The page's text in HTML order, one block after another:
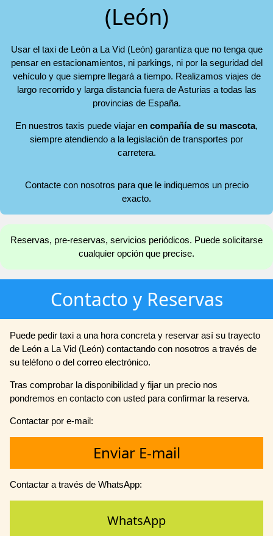
(León)
Usar el taxi de León a La Vid (León) garantiza que no tenga que
pensar en estacionamientos, ni parkings, ni por la seguridad del
vehículo y que siempre llegará a tiempo. Realizamos viajes de
largo recorrido y larga distancia fuera de Asturias a todas las
provincias de España.
En nuestros taxis puede viajar en compañía de su mascota,
siempre atendiendo a la legislación de transportes por
carretera.
Contacte con nosotros para que le indiquemos un precio
exacto.
Reservas, pre-reservas, servicios periódicos. Puede solicitarse
cualquier opción que precise.
Contacto y Reservas
Puede pedir taxi a una hora concreta y reservar así su trayecto
de León a La Vid (León) contactando con nosotros a través de
su teléfono o del correo electrónico.
Tras comprobar la disponibilidad y fijar un precio nos
pondremos en contacto con usted para confirmar la reserva.
Contactar por e-mail:
Enviar E-mail
Contactar a través de WhatsApp:
WhatsApp